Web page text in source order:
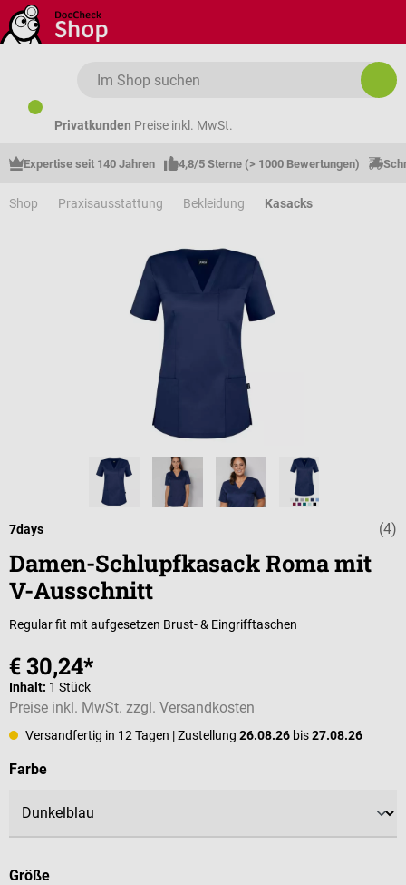
Zum Hauptinhalt springen
Privatkunden Preise inkl. MwSt.
Expertise seit 140 Jahren 4,8/5 Sterne (> 1000 Bewertungen)
Shop Praxisausstattung Bekleidung Kasacks
(4)
7days
Damen-Schlupfkasack Roma mit
V-Ausschnitt
Regular fit mit aufgesetzen Brust- & Eingrifftaschen
€ 30,24*
Inhalt: 1 Stück
Preise inkl. MwSt. zzgl. Versandkosten
Versandfertig in 12 Tagen | Zustellung 26.08.26 bis27.08.26
Farbeauswählen
Größeauswählen